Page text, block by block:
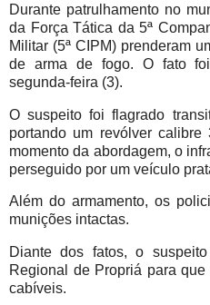
Durante patrulhamento no
da Força Tática da 5ª
Militar (5ª CIPM) prenderam
de arma de fogo. O fato
segunda-feira (3).
O suspeito foi flagrado
portando um revólver
momento da abordagem, o
perseguido por um veículo
Além do armamento, os
munições intactas.
Diante dos fatos, o
Regional de Propriá para
cabíveis.